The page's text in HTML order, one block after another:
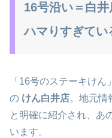
16号沿い＝白
ハマりすぎてい
「16号のステーキけ
の けん白井店。地元情
と明確に紹介され、あ
います。